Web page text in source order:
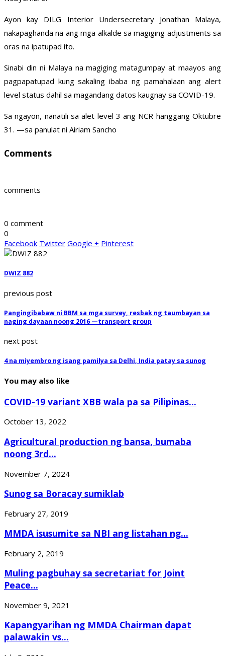
Ayon kay DILG Interior Undersecretary Jonathan Malaya,
nakapaghanda na ang mga alkalde sa magiging adjustments sa
oras na ipatupad ito.
Sinabi din ni Malaya na magiging matagumpay at maayos ang
pagpapatupad kung sakaling ibaba ng pamahalaan ang alert
level status dahil sa magandang datos kaugnay sa COVID-19.
Sa ngayon, nanatili sa alet level 3 ang NCR hanggang Oktubre
31. —sa panulat ni Airiam Sancho
Comments
comments
0 comment
0
Facebook Twitter Google + Pinterest
DWIZ 882
previous post
Pangingibabaw ni BBM sa mga survey, resbak ng taumbayan sa
naging dayaan noong 2016 —transport group
next post
4 na miyembro ng isang pamilya sa Delhi, India patay sa sunog
You may also like
COVID-19 variant XBB wala pa sa Pilipinas...
October 13, 2022
Agricultural production ng bansa, bumaba
noong 3rd...
November 7, 2024
Sunog sa Boracay sumiklab
February 27, 2019
MMDA isusumite sa NBI ang listahan ng...
February 2, 2019
Muling pagbuhay sa secretariat for Joint
Peace...
November 9, 2021
Kapangyarihan ng MMDA Chairman dapat
palawakin vs...